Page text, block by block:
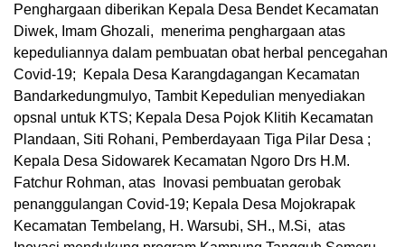
Penghargaan diberikan Kepala Desa Bendet Kecamatan
Diwek, Imam Ghozali, menerima penghargaan atas
kepeduliannya dalam pembuatan obat herbal pencegahan
Covid-19; Kepala Desa Karangdagangan Kecamatan
Bandarkedungmulyo, Tambit Kepedulian menyediakan
opsnal untuk KTS; Kepala Desa Pojok Klitih Kecamatan
Plandaan, Siti Rohani, Pemberdayaan Tiga Pilar Desa ;
Kepala Desa Sidowarek Kecamatan Ngoro Drs H.M.
Fatchur Rohman, atas Inovasi pembuatan gerobak
penanggulangan Covid-19; Kepala Desa Mojokrapak
Kecamatan Tembelang, H. Warsubi, SH., M.Si, atas